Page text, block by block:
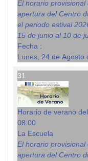
El horario provisional
apertura del Centro
el periodo estival
15 de junio al 10 de
Fecha :
Lunes, 24 de Agosto
31
Horario de verano
08:00
La Escuela
El horario provisional
apertura del Centro